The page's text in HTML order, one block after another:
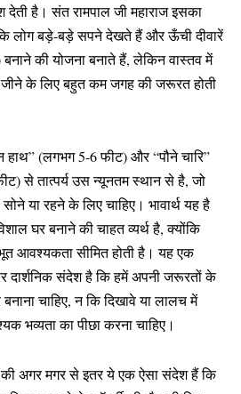
देती है। संत रामपाल जी महाराज इसका
लोग बड़े-बड़े सपने देखते हैं और ऊँची दीवारें
बनाने की योजना बनाते हैं, लेकिन वास्तव में
के लिए बहुत कम जगह की जरूरत होती
हाथ” (लगभग 5-6 फीट) और “पौने चारि”
से तात्पर्य उस न्यूनतम स्थान से है, जो
या रहने के लिए चाहिए। भावार्थ यह है
घर बनाने की चाहत व्यर्थ है, क्योंकि
आवश्यकता सीमित होती है। यह एक
दार्शनिक संदेश है कि हमें अपनी जरूरतों के
चाहिए, न कि दिखावे या लालच में
भव्यता का पीछा करना चाहिए।
अगर मगर से इतर ये एक ऐसा संदेश हैं कि